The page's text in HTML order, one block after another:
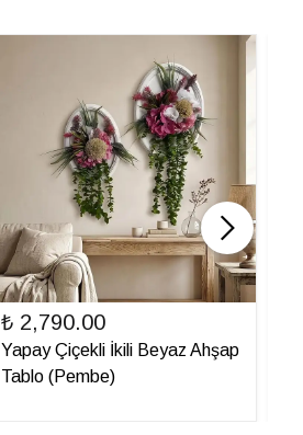
₺ 2,790.00
Yapay Çiçekli İkili Beyaz Ahşap
Tablo (Pembe)